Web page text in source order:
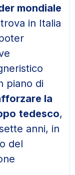
mondiale
in Italia
piano di
la
tedesco,
anni, in
del